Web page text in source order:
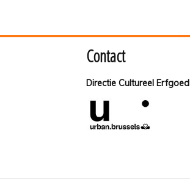
Contact
Directie Cultureel Erfgoed